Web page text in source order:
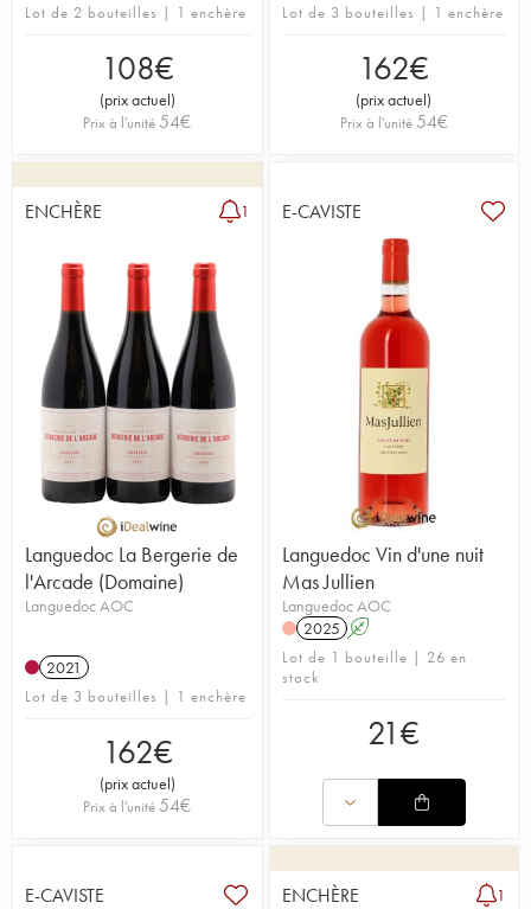
Lot de 2 bouteilles | 1 enchère
108€
(prix actuel)
Prix à l'unité 54€
Lot de 3 bouteilles | 1 enchère
162€
(prix actuel)
Prix à l'unité 54€
ENCHÈRE 1
Languedoc La Bergerie de
l'Arcade (Domaine)
Languedoc AOC
2021
Lot de 3 bouteilles | 1 enchère
162€
(prix actuel)
Prix à l'unité 54€
E-CAVISTE
Languedoc Vin d'une nuit
Mas Jullien
Languedoc AOC
2025 A
Lot de 1 bouteille | 26 en
stock
21€
E-CAVISTE ENCHÈRE 1